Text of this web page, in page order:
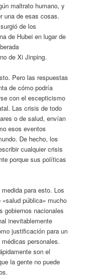
maltrato humano, y
una de esas cosas.
de los
de Hubei en lugar de
de Xi Jinping.
Pero las respuestas
de cómo podría
con el escepticismo
Las crisis de todo
o de salud, envían
esos eventos
De hecho, los
cualquier crisis
porque sus políticas
para esto. Los
pública» mucho
gobiernos nacionales
inevitablemente
justificación para un
personales.
son el
la gente no puede